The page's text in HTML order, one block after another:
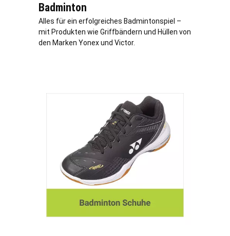
Badminton
Alles für ein erfolgreiches Badmintonspiel –
mit Produkten wie Griffbändern und Hüllen von
den Marken Yonex und Victor.